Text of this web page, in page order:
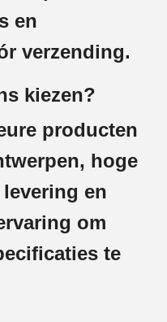
en
verzending.
kiezen?
producten
hoge
en
om
te